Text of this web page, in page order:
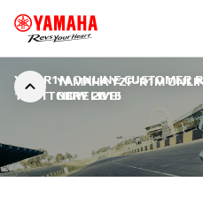
YAMAHA YZF-R1M
NOW LIVE!
YZF-R1M ONLINE CUSTOMER
12 OTTOBRE 2016